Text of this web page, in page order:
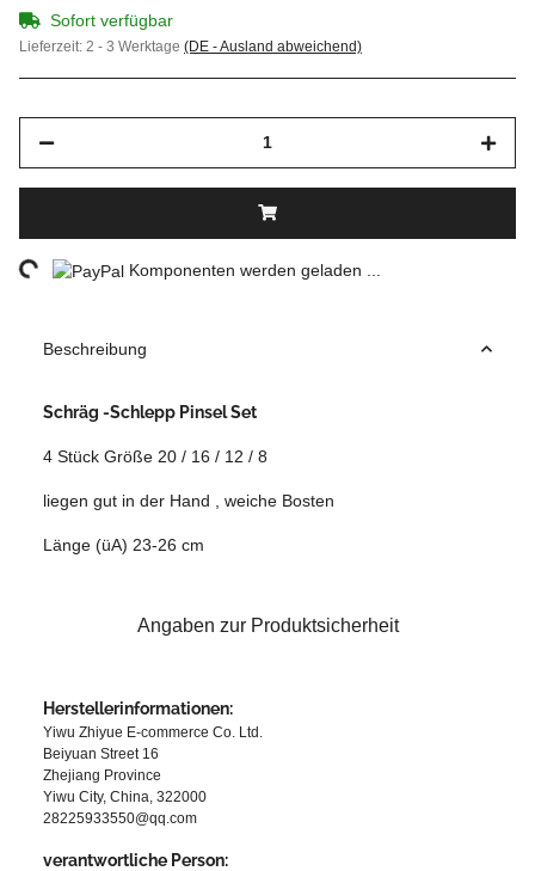
Sofort verfügbar
Lieferzeit: 2 - 3 Werktage (DE - Ausland abweichend)
Komponenten werden geladen ...
Beschreibung
Schräg -Schlepp Pinsel Set
4 Stück Größe 20 / 16 / 12 / 8
liegen gut in der Hand , weiche Bosten
Länge (üA) 23-26 cm
Angaben zur Produktsicherheit
Herstellerinformationen:
Yiwu Zhiyue E-commerce Co. Ltd.
Beiyuan Street 16
Zhejiang Province
Yiwu City, China, 322000
28225933550@qq.com
verantwortliche Person: